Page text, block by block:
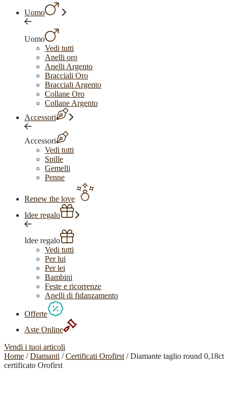
Uomo
Uomo
Vedi tutti
Anelli oro
Anelli Argento
Bracciali Oro
Bracciali Argento
Collane Oro
Collane Argento
Accessori
Accessori
Vedi tutti
Spille
Gemelli
Penne
Renew the love
Idee regalo
Idee regalo
Vedi tutti
Per lui
Per lei
Bambini
Feste e ricorrenze
Anelli di fidanzamento
Offerte
Aste Online
Vendi i tuoi articoli
Home /Diamanti /Certificati Orofirst / Diamante taglio round 0,18ct
certificato Orofirst